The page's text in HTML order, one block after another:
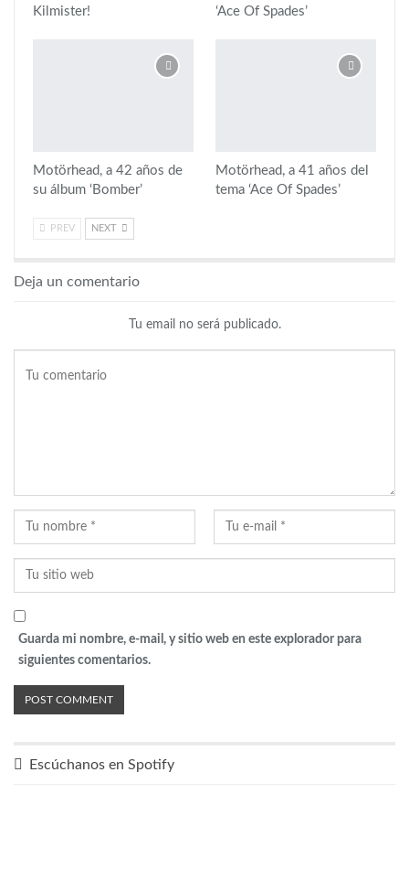
Kilmister!
‘Ace Of Spades’
Motörhead, a 42 años de
su álbum ‘Bomber’
Motörhead, a 41 años del
tema ‘Ace Of Spades’
PREV NEXT
Deja un comentario
Tu email no será publicado.
Guarda mi nombre, e-mail, y sitio web en este explorador para
siguientes comentarios.
Escúchanos en Spotify